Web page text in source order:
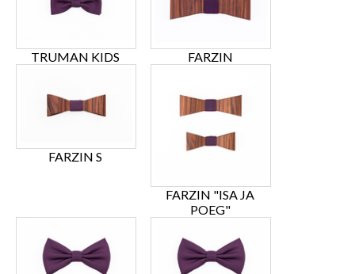
TRUMAN KIDS FARZIN
FARZIN S
FARZIN "ISA JA
POEG"